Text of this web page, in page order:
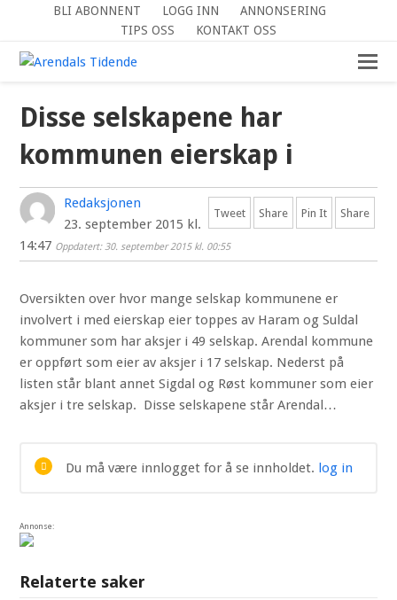
BLI ABONNENT LOGG INN
ANNONSERING
TIPS OSS
KONTAKT OSS
Disse selskapene har
kommunen eierskap i
Tweet Share Pin It Share
Redaksjonen
23. september 2015 kl.
14:47 Oppdatert: 30. september 2015 kl. 00:55
Oversikten over hvor mange selskap kommunene er
involvert i med eierskap eier toppes av Haram og Suldal
kommuner som har aksjer i 49 selskap. Arendal kommune
er oppført som eier av aksjer i 17 selskap. Nederst på
listen står blant annet Sigdal og Røst kommuner som eier
aksjer i tre selskap. Disse selskapene står Arendal…
Du må være innlogget for å se innholdet. log in
Annonse:
Relaterte saker